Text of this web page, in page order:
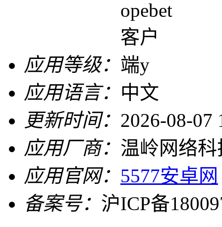
应用等级：
应用语言： 中文
更新时间： 2026-08-07
应用厂商： 温岭网络
应用官网： 5577安卓网
备案号： 沪ICP备